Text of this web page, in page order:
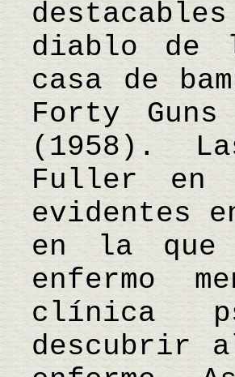
diablo de
casa de
Forty
(1958).
Fuller en
evidentes
en la que
enfermo
clínica
descubrir